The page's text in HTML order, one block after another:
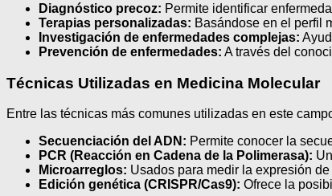
Diagnóstico precoz: Permite identificar
Terapias personalizadas: Basándose en el perfil
Investigación de enfermedades complejas:
Prevención de enfermedades: A través del
Técnicas Utilizadas en Medicina Molecular
Entre las técnicas más comunes utilizadas en este
Secuenciación del ADN: Permite conocer la
PCR (Reacción en Cadena de la Polimerasa):
Microarreglos: Usados para medir la expresión
Edición genética (CRISPR/Cas9): Ofrece la